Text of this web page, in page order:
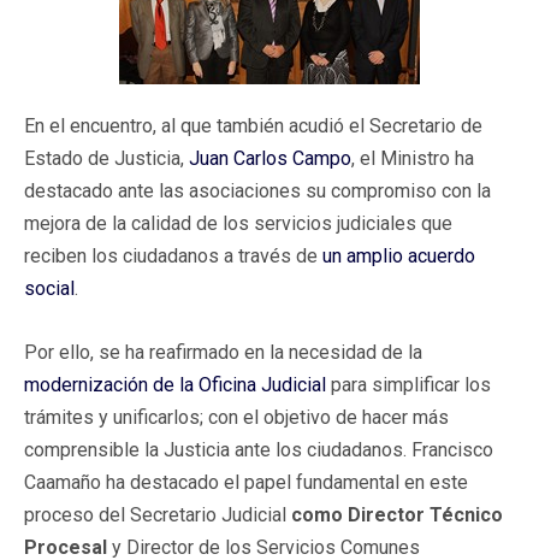
En el encuentro, al que también acudió el Secretario de
Estado de Justicia, Juan Carlos Campo, el Ministro ha
destacado ante las asociaciones su compromiso con la
mejora de la calidad de los servicios judiciales que
reciben los ciudadanos a través de un amplio acuerdo
social.
Por ello, se ha reafirmado en la necesidad de la
modernización de la Oficina Judicial para simplificar los
trámites y unificarlos; con el objetivo de hacer más
comprensible la Justicia ante los ciudadanos. Francisco
Caamaño ha destacado el papel fundamental en este
proceso del Secretario Judicial como Director Técnico
Procesal y Director de los Servicios Comunes